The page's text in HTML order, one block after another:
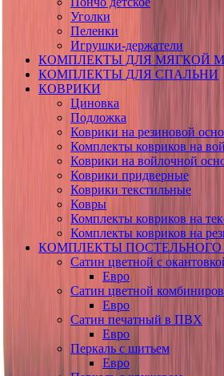
Уголки
Пеленки
Игрушки-держатели
КОМПЛЕКТЫ ДЛЯ МЯГКОЙ
КОМПЛЕКТЫ ДЛЯ СПАЛЬНИ
КОВРИКИ
Циновка
Подложка
Коврики на резиновой
Комплекты ковриков на
Коврики на войлочной
Коврики придверные
Коврики текстильные
Ковры
Комплекты ковриков на
Комплекты ковриков на
КОМПЛЕКТЫ ПОСТЕЛЬНОГО
Сатин цветной с
Евро
Сатин цветной
Евро
Сатин печатный в ПВХ
Евро
Перкаль с шитьем
Евро